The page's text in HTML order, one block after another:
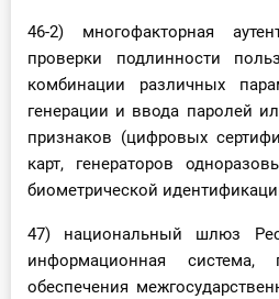
46-2) многофакторная
проверки подлинности
комбинации различных
генерации и ввода паролей
признаков (цифровых
карт, генераторов
биометрической
47) национальный шлюз
информационная система,
обеспечения